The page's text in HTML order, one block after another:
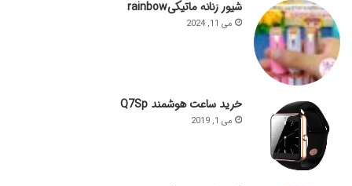
شیور زنانه ماتیکیrainbow
می 11, 2024
خرید ساعت هوشمند Q7Sp
می 1, 2019